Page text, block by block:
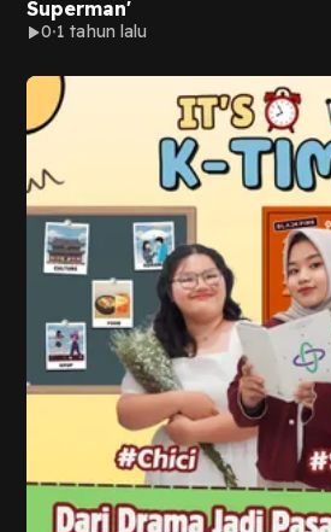
Superman'
0 1 tahun lalu